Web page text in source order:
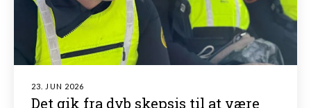
23. JUN 2026
Det gik fra dyb skepsis til at være